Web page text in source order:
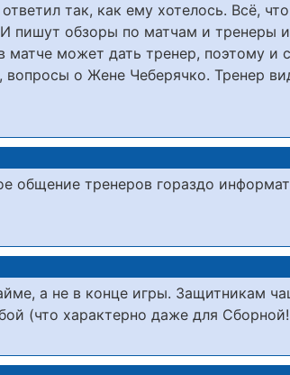
так, как ему хотелось. Всё,
пишут обзоры по матчам и тренеры
матче может дать тренер, поэтому и
о Жене Чеберячко. Тренер
общение тренеров гораздо
а не в конце игры. Защитникам
(что характерно даже для